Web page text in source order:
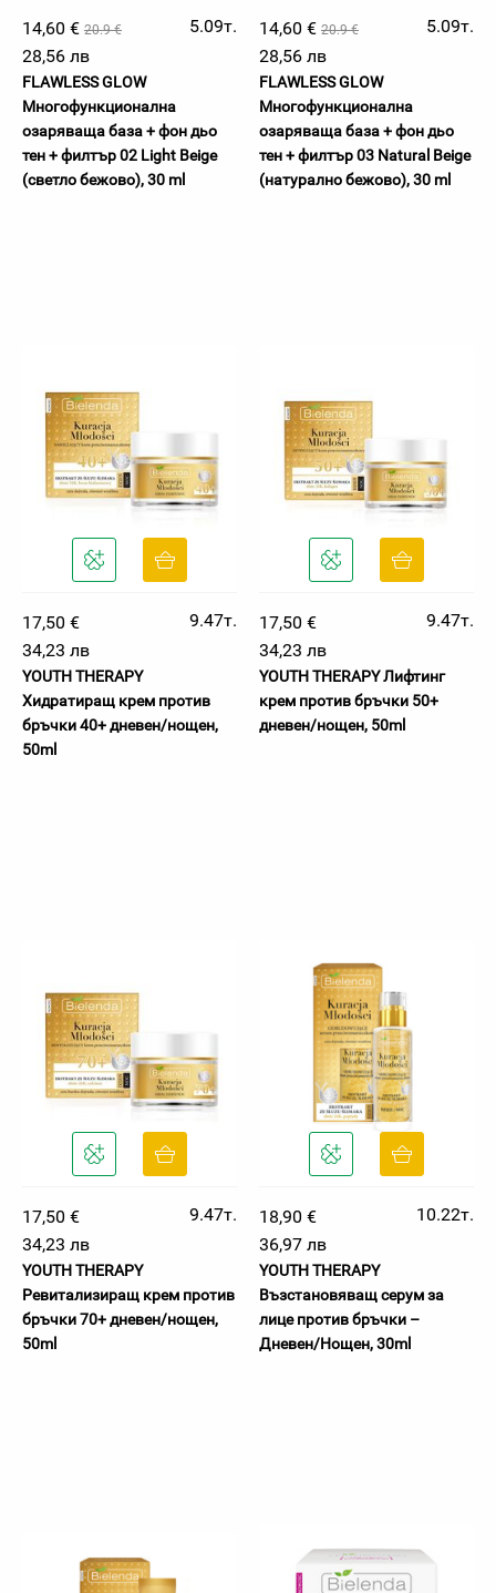
14,60 € 20.9 €
5.09т.
28,56 лв
FLAWLESS GLOW
Многофункционална
озаряваща база + фон дьо
тен + филтър 02 Light Beige
(светло бежово), 30 ml
14,60 € 20.9 €
5.09т.
28,56 лв
FLAWLESS GLOW
Многофункционална
озаряваща база + фон дьо
тен + филтър 03 Natural Beige
(натурално бежово), 30 ml
17,50 €
9.47т.
34,23 лв
YOUTH THERAPY
Хидратиращ крем против
бръчки 40+ дневен/нощен,
50ml
17,50 €
9.47т.
34,23 лв
YOUTH THERAPY Лифтинг
крем против бръчки 50+
дневен/нощен, 50ml
17,50 €
9.47т.
34,23 лв
YOUTH THERAPY
Ревитализиращ крем против
бръчки 70+ дневен/нощен,
50ml
18,90 €
10.22т.
36,97 лв
YOUTH THERAPY
Възстановяващ серум за
лице против бръчки –
Дневен/Нощен, 30ml